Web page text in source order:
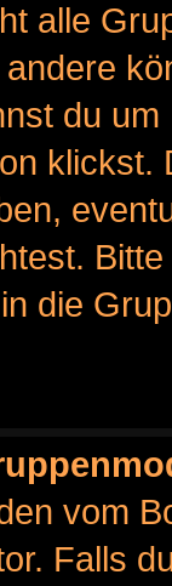
alle
du
die
vom
Falls